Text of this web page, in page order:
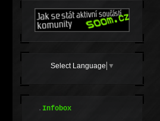
Select Language ▼
.Infobox